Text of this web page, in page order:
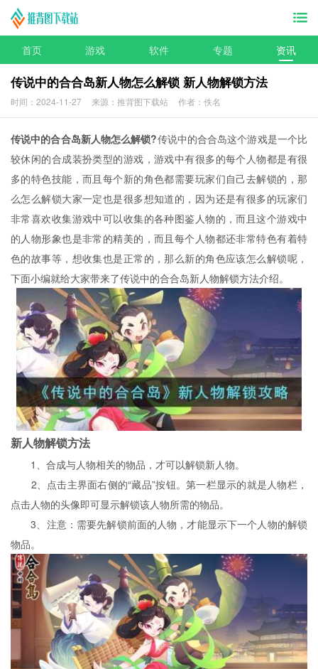
首页 游戏 软件 专题 资讯
传说中的合合岛新人物怎么解锁 新人物解锁方法
时间：2024-11-27 来源：推背图下载站 作者：佚名
传说中的合合岛新人物怎么解锁?传说中的合合岛这个游戏是一个比
较休闲的合成装扮类型的游戏，游戏中有很多的每个人物都是有很
多的特色技能，而且每个新的角色都需要玩家们自己去解锁的，那
么怎么解锁大家一定也是很多想知道的，因为还是有很多的玩家们
非常喜欢收集游戏中可以收集的各种图鉴人物的，而且这个游戏中
的人物形象也是非常的精美的，而且每个人物都还非常特色有着特
色的故事等，想收集也是正常的，那么新的角色应该怎么解锁呢，
下面小编就给大家带来了传说中的合合岛新人物解锁方法介绍。
新人物解锁方法
1、合成与人物相关的物品，才可以解锁新人物。
2、点击主界面右侧的“藏品”按钮。第一栏显示的就是人物栏，
点击人物的头像即可显示解锁该人物所需的物品。
3、注意：需要先解锁前面的人物，才能显示下一个人物的解锁
物品。